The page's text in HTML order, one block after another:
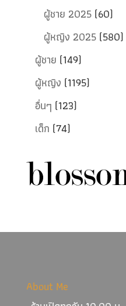
ผู้ชาย 2025 (60)
ผู้หญิง 2025 (580)
ผู้ชาย (149)
ผู้หญิง (1195)
อื่นๆ (123)
เด็ก (74)
About Me